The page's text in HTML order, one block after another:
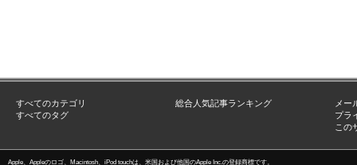
すべてのカテゴリ
すべてのタグ
総合人気記事ランキング
メー
プラ
この
Apple、Appleのロゴ、Macintosh、iPod touchは、米国および他国のApple Inc.の登録商標です。